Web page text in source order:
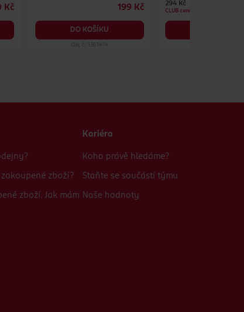
Kč 199 Kč
DO KOŠÍKU
Obj. č.: 1361414
294 Kč
CLUB cena
zboží?
zboží. Jak mám
Kariéra
Koho právě hledáme?
Staňte se součástí týmu
Naše hodnoty